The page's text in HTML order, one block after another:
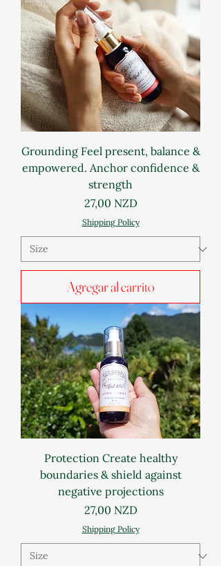
Grounding Feel present, balance &
empowered. Anchor confidence &
strength
Precio
27,00 NZD
Shipping Policy
Agregar al carrito
Protection Create healthy
boundaries & shield against
negative projections
Precio
27,00 NZD
Shipping Policy